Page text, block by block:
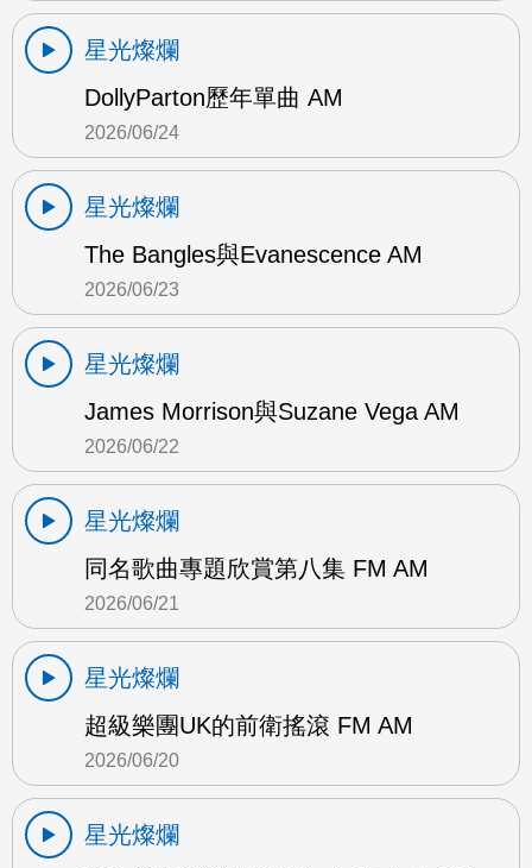
星光燦爛
DollyParton歷年單曲 AM
2026/06/24
星光燦爛
The Bangles與Evanescence AM
2026/06/23
星光燦爛
James Morrison與Suzane Vega AM
2026/06/22
星光燦爛
同名歌曲專題欣賞第八集 FM AM
2026/06/21
星光燦爛
超級樂團UK的前衛搖滾 FM AM
2026/06/20
星光燦爛